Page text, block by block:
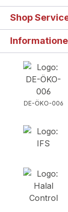
Shop
DE-ÖKO-006